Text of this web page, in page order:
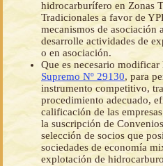
hidrocarburífero en Zonas
Tradicionales a favor de
mecanismos de asociación
desarrolle actividades de
o en asociación.
Que es necesario
Supremo Nº 29130, para
instrumento competitivo,
procedimiento adecuado,
calificación de las
la suscripción de
selección de socios que
sociedades de economía
explotación de